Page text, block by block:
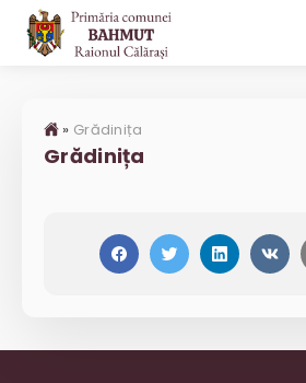
» Grădinița
Grădinița